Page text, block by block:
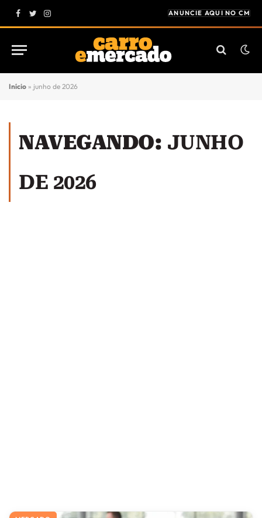
Facebook
Twitter
Instagram
ANUNCIE AQUI NO CM
Início » junho de 2026
NAVEGANDO: JUNHO
DE 2026